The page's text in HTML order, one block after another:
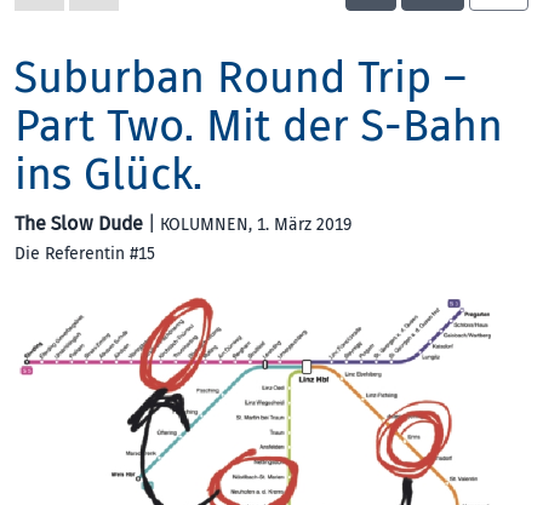
Suburban Round Trip –
Part Two. Mit der S-Bahn
ins Glück.
The Slow Dude KOLUMNEN, 1. März 2019
Die Referentin #15